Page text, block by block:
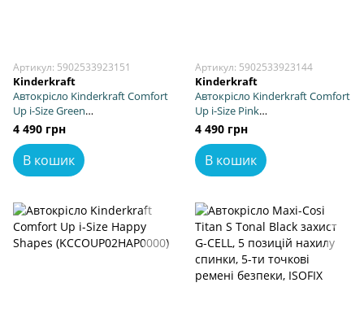
Артикул: 5902533923151
Kinderkraft
Автокрісло Kinderkraft Comfort
Up i-Size Green
(KCCOUP02GRE0000)
4 490 грн
В кошик
Артикул: 5902533923144
Kinderkraft
Автокрісло Kinderkraft Comfort
Up i-Size Pink
(KCCOUP02PNK0000)
4 490 грн
В кошик